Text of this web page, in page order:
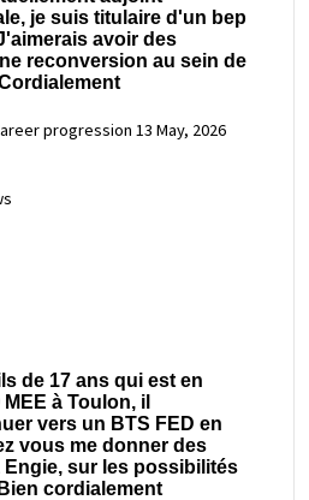
je suis titulaire d'un bep
avoir des
reconversion au sein de
progression 13 May, 2026
de 17 ans qui est en
à Toulon, il
vers un BTS FED en
vous me donner des
sur les possibilités
cordialement